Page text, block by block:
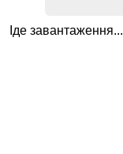
Іде завантаження...